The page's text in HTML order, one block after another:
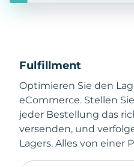
Fulfillment
Optimieren Sie den
eCommerce. Stellen
jeder Bestellung das
versenden, und
Lagers. Alles von einer